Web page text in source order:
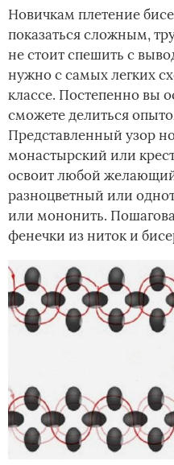
Новичкам плетение
показаться сложным,
не стоит спешить с
нужно с самых легких
классе. Постепенно вы
сможете делиться
Представленный узор
монастырский или
освоит любой
разноцветный или
или мононить.
фенечки из ниток и